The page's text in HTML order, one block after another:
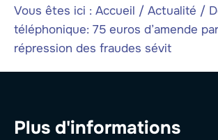
Vous êtes ici : Accueil / Actualité /
téléphonique: 75 euros d’amende
répression des fraudes sévit
Plus d'informations